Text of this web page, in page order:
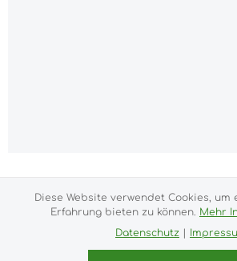
Alle Preise inkl. gesetzl.
Versandkosten
und ggf.
nicht anders
Versand- und
Diese Website verwendet Cookies, um
Erfahrung bieten zu können. Mehr
Datenschutz